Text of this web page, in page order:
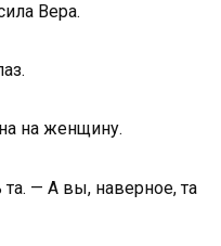
Вера.
на женщину.
— А вы, наверное, та